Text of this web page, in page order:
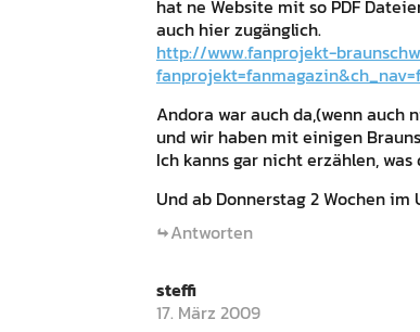
hat ne Website mit so PDF
auch hier zugänglich.
http://www.fanprojekt-
Andora war auch da,(wenn auch
und wir haben mit einigen
Ich kanns gar nicht erzählen,
Und ab Donnerstag 2 Wochen im
Antworten
steffi
17. März 2009